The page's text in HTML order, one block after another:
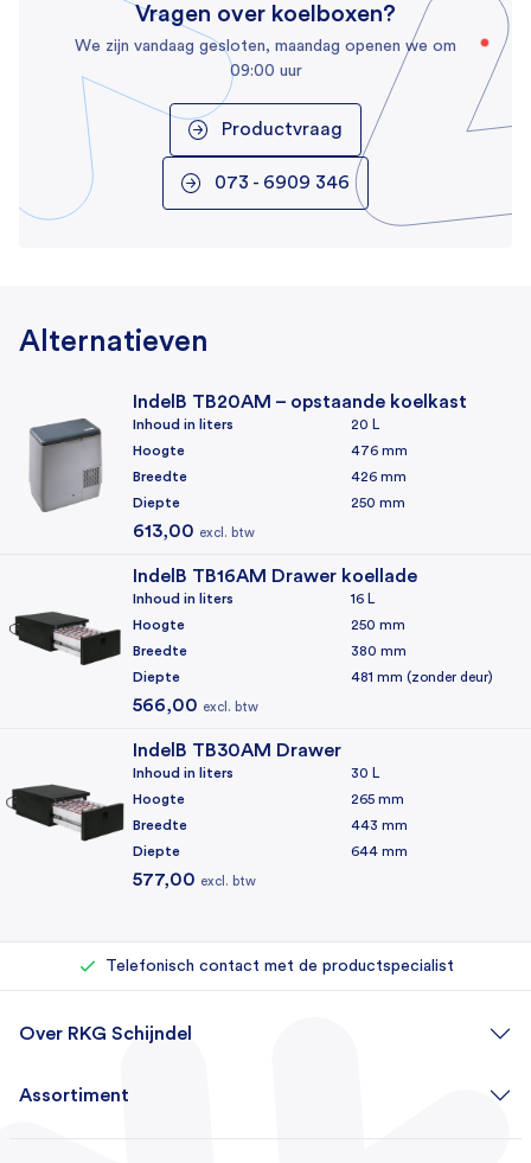
Binnenverlichting
Deksel/deur vergrendeling
Bediening
Handmatige thermostaat
Koelmiddel
Certificeringen
CE, E-Mark, EMC
Garantie
Klimaatklasse
N
Voertuigtype
Vragen over koelboxen?
We zijn vandaag gesloten, maandag openen we om
09:00 uur
Productvraag
073 - 6909 346
Alternatieven
IndelB TB20AM – opstaande koelkast
Inhoud in liters
20 L
Hoogte
476 mm
Breedte
426 mm
Diepte
250 mm
613,00 excl. btw
IndelB TB16AM Drawer koellade
Inhoud in liters
16 L
Hoogte
250 mm
Breedte
380 mm
Diepte
481 mm (zonder deur)
566,00 excl. btw
IndelB TB30AM Drawer
Inhoud in liters
30 L
Hoogte
265 mm
Breedte
443 mm
Diepte
644 mm
577,00 excl. btw
Eigen reparatieafdeling (500+ reparaties per jaar)
Telefonisch contact met de productspecialist
Over RKG Schijndel
Assortiment